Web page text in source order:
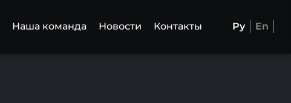
Наша команда Новости Контакты Ру En